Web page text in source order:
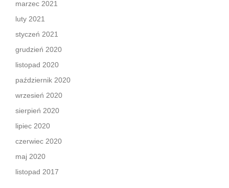
marzec 2021
luty 2021
styczeń 2021
grudzień 2020
listopad 2020
październik 2020
wrzesień 2020
sierpień 2020
lipiec 2020
czerwiec 2020
maj 2020
listopad 2017